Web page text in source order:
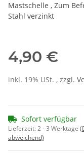
Mastschelle , Zum
Stahl verzinkt
4,90 €
inkl. 19% USt. , zzgl.
Sofort verfügbar
Lieferzeit:2 - 3 Werktage
abweichend)